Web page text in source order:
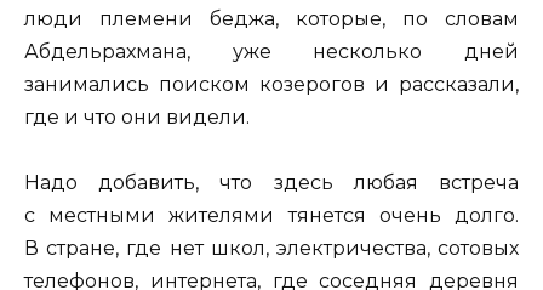
люди племени беджа, которые, по словам
Абдельрахмана, уже несколько дней
занимались поиском козерогов и рассказали,
где и что они видели.
Надо добавить, что здесь любая встреча
с местными жителями тянется очень долго.
В стране, где нет школ, электричества, сотовых
телефонов, интернета, где соседняя деревня